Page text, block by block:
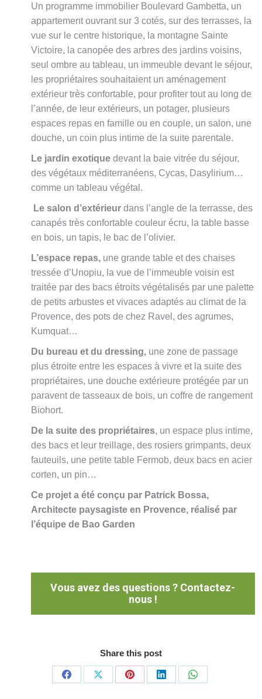
Un programme immobilier Boulevard Gambetta, un
appartement ouvrant sur 3 cotés, sur des terrasses, la
vue sur le centre historique, la montagne Sainte
Victoire, la canopée des arbres des jardins voisins,
seul ombre au tableau, un immeuble devant le séjour,
les propriétaires souhaitaient un aménagement
extérieur très confortable, pour profiter tout au long de
l’année, de leur extérieurs, un potager, plusieurs
espaces repas en famille ou en couple, un salon, une
douche, un coin plus intime de la suite parentale.
Le jardin exotiquedevant la baie vitrée du séjour,
des végétaux méditerranéens, Cycas, Dasylirium…
comme un tableau végétal.
Le salon d’extérieurdans l’angle de la terrasse, des
canapés très confortable couleur écru, la table basse
en bois, un tapis, le bac de l’olivier.
L’espace repas,une grande table et des chaises
tressée d’Unopiu, la vue de l’immeuble voisin est
traitée par des bacs étroits végétalisés par une palette
de petits arbustes et vivaces adaptés au climat de la
Provence, des pots de chez Ravel, des agrumes,
Kumquat…
Du bureau et du dressing,une zone de passage
plus étroite entre les espaces à vivre et la suite des
propriétaires, une douche extérieure protégée par un
paravent de tasseaux de bois, un coffre de rangement
Biohort.
De la suite des propriétaires, un espace plus intime,
des bacs et leur treillage, des rosiers grimpants, deux
fauteuils, une petite table Fermob, deux bacs en acier
corten, un pin…
Ce projet a été conçu par Patrick Bossa,
Architecte paysagiste en Provence, réalisé par
l’équipe de Bao Garden
Vous avez des questions ? Contactez-
nous !
Share this post
PartagerPartagerPartagerPartagerPartager